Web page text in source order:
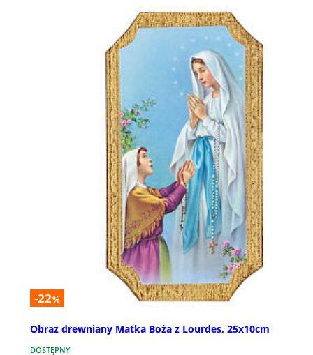
-22%
Obraz drewniany Matka Boża z Lourdes, 25x10cm
DOSTĘPNY